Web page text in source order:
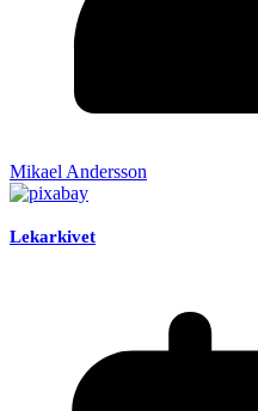
Mikael Andersson
Lekarkivet